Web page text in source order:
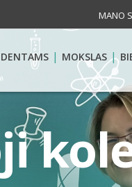
MANO
MOKSLAS